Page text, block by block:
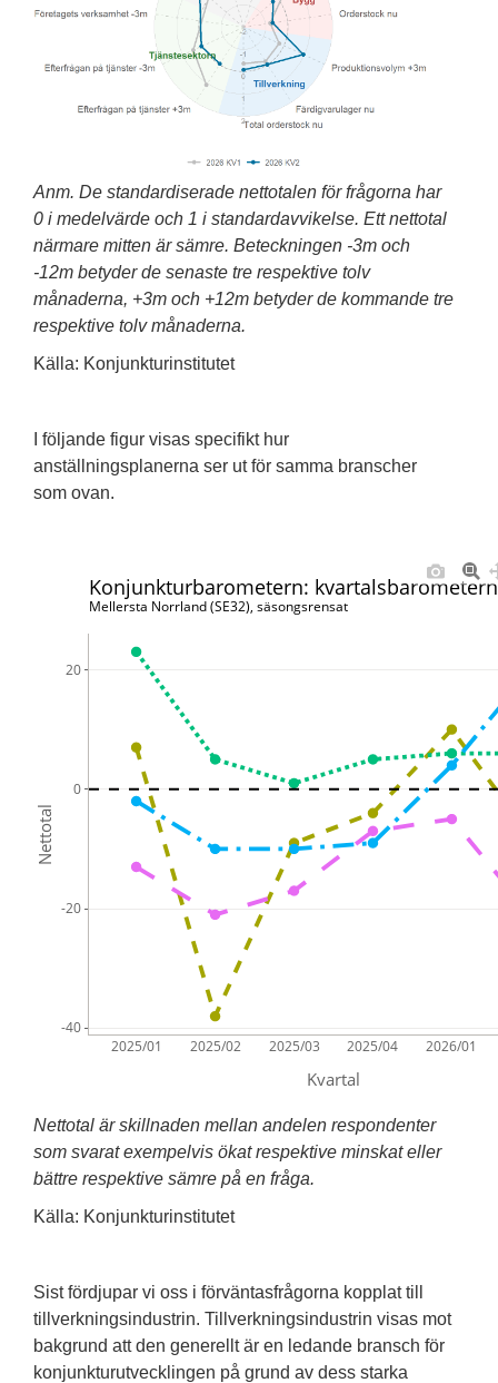
Anm. De standardiserade nettotalen för frågorna har
0 i medelvärde och 1 i standardavvikelse. Ett nettotal
närmare mitten är sämre. Beteckningen -3m och
-12m betyder de senaste tre respektive tolv
månaderna, +3m och +12m betyder de kommande tre
respektive tolv månaderna.
Källa: Konjunkturinstitutet
I följande figur visas specifikt hur
anställningsplanerna ser ut för samma branscher
som ovan.
2025/01 2025/02 2025/03 2025/04 2026/01
-40
-20
0
20
Konjunkturbarometern:
Mellersta Norrland (SE32), säsongsrensat
Kvartal
Nettotal
Nettotal är skillnaden mellan andelen respondenter
som svarat exempelvis ökat respektive minskat eller
bättre respektive sämre på en fråga.
Källa: Konjunkturinstitutet
Sist fördjupar vi oss i förväntasfrågorna kopplat till
tillverkningsindustrin. Tillverkningsindustrin visas mot
bakgrund att den generellt är en ledande bransch för
konjunkturutvecklingen på grund av dess starka